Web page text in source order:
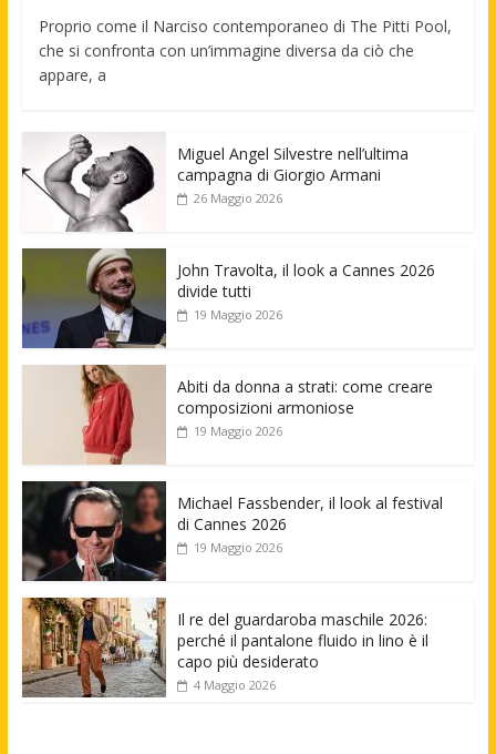
Proprio come il Narciso contemporaneo di The Pitti Pool,
che si confronta con un’immagine diversa da ciò che
appare, a
Miguel Angel Silvestre nell’ultima
campagna di Giorgio Armani
26 Maggio 2026
John Travolta, il look a Cannes 2026
divide tutti
19 Maggio 2026
Abiti da donna a strati: come creare
composizioni armoniose
19 Maggio 2026
Michael Fassbender, il look al festival
di Cannes 2026
19 Maggio 2026
Il re del guardaroba maschile 2026:
perché il pantalone fluido in lino è il
capo più desiderato
4 Maggio 2026